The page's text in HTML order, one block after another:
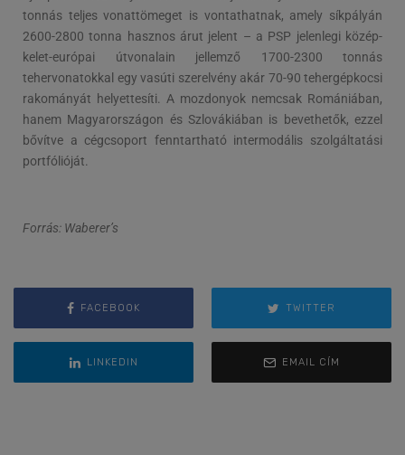
tonnás teljes vonattömeget is vontathatnak, amely síkpályán
2600-2800 tonna hasznos árut jelent – a PSP jelenlegi közép-
kelet-európai útvonalain jellemző 1700-2300 tonnás
tehervonatokkal egy vasúti szerelvény akár 70-90 tehergépkocsi
rakományát helyettesíti. A mozdonyok nemcsak Romániában,
hanem Magyarországon és Szlovákiában is bevethetők, ezzel
bővítve a cégcsoport fenntartható intermodális szolgáltatási
portfólióját.
Forrás: Waberer’s
FACEBOOK TWITTER
LINKEDIN EMAIL CÍM